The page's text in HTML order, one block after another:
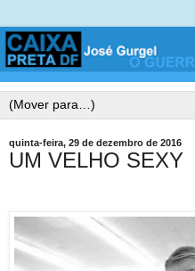
quinta-feira, 29 de dezembro de 2016
UM VELHO SEXY